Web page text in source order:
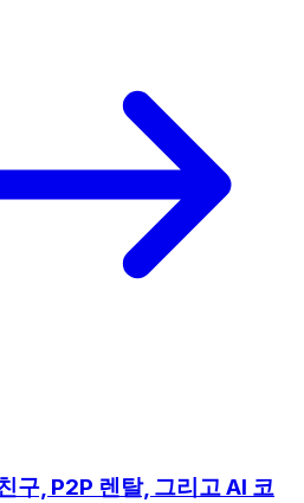
구, P2P 렌탈, 그리고 AI 코